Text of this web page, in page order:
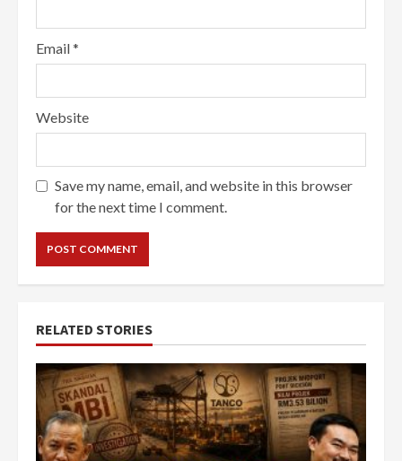
Email*
Website
Save my name, email, and website in this browser
for the next time I comment.
RELATED STORIES